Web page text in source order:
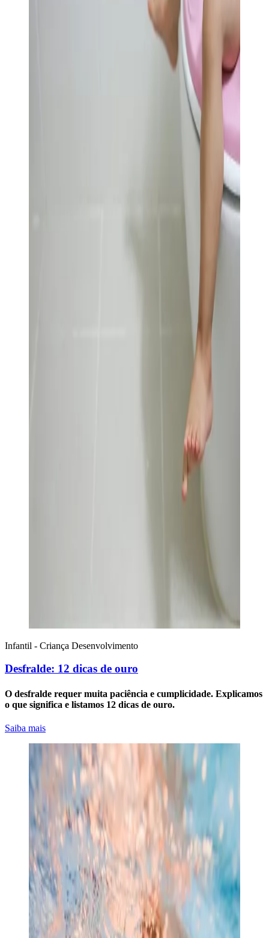
Infantil - Criança Desenvolvimento
Desfralde: 12 dicas de ouro
O desfralde requer muita paciência e cumplicidade. Explicamos
o que significa e listamos 12 dicas de ouro.
Saiba mais